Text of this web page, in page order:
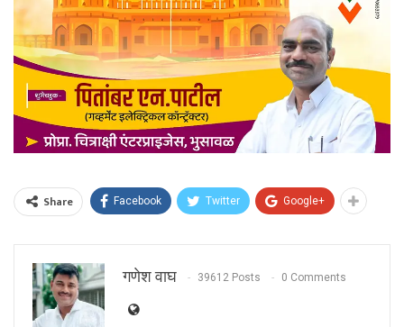
Share Facebook Twitter Google+
गणेश वाघ 39612 Posts 0 Comments